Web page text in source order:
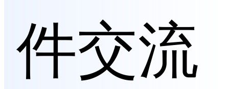
件交流